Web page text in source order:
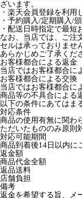
ざいます。
・楽天会員登録を利用
・予約購入/定期購入/
・配送日時指定で最短
なお、当店では、ご注
セルは承っておりませ
あらかじめご了承くだ
お客様都合による返金
当店ではお客様都合に
お客様都合による交換
当店ではお客様都合に
商品等の不具合による
以下の条件にあてはま
対応条件
商品の使用有無に関わ
ただいたもののみ原則
対応可能期間
商品到着後14日以内に
返金額
商品代金全額
返品送料
店舗負担
備考
返金を希望する旨、メ